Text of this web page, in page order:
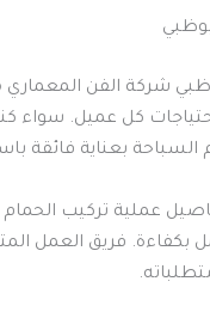
شركة الفن
كل عميل. سواء
بعناية فائقة
عملية تركيب الحمام
بكفاءة. فريق